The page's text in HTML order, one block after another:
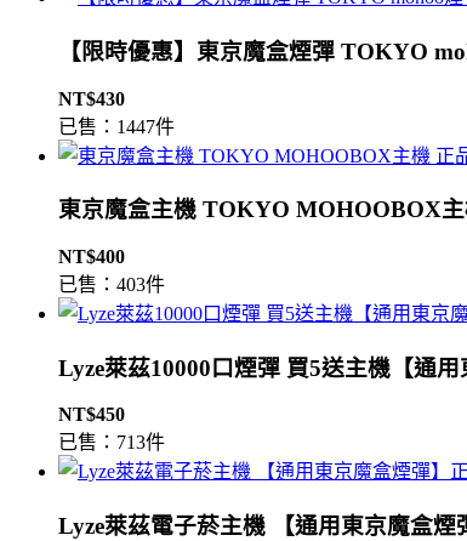
【限時優惠】東京魔盒煙彈 TOKYO
NT$430
已售：1447件
東京魔盒主機 TOKYO MOHOOBOX
NT$400
已售：403件
Lyze萊茲10000口煙彈 買5送主機【通
NT$450
已售：713件
Lyze萊茲電子菸主機 【通用東京魔盒煙